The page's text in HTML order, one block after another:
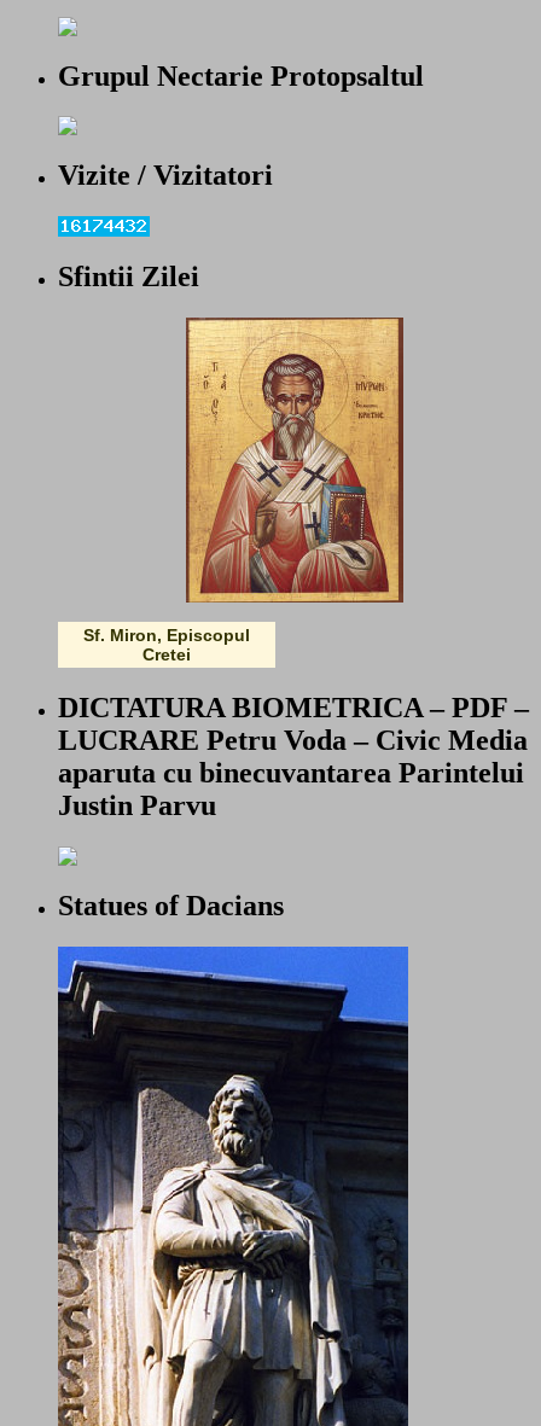
Grupul Nectarie Protopsaltul
Vizite / Vizitatori
Sfintii Zilei
Sf. Miron, Episcopul
Cretei
DICTATURA BIOMETRICA – PDF –
LUCRARE Petru Voda – Civic Media
aparuta cu binecuvantarea Parintelui
Justin Parvu
Statues of Dacians